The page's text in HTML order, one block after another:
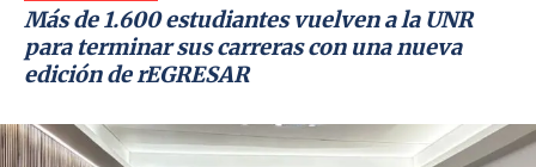
Más de 1.600 estudiantes vuelven a la UNR
para terminar sus carreras con una nueva
edición de rEGRESAR